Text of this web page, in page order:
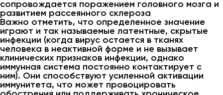
сопровождается поражением головного мозга и
развитием рассеянного склероза
Важно отметить, что определенное значение
играют и так называемые латентные, скрытые
инфекции (когда вирус остается в тканях
человека в неактивной форме и не вызывает
клинических признаков инфекции, однако
иммунная система постоянно контактирует с
ним). Они способствуют усиленной активации
иммунитета, что может провоцировать